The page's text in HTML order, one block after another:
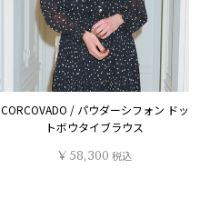
CORCOVADO / パウダーシフォン ドッ
トボウタイブラウス
¥ 58,300 税込